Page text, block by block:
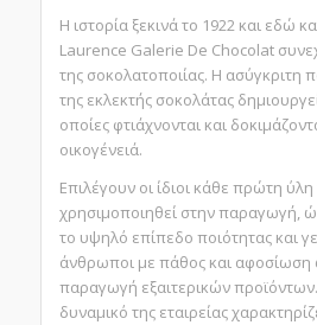
Η ιστορία ξεκινά το 1922 και εδώ
Laurence Galerie De Chocolat
της σοκολατοποιίας. Η ασύγκριτη
της εκλεκτής σοκολάτας
οποίες φτιάχνονται και
οικογένειά.
Επιλέγουν οι ίδιοι κάθε πρώτη
χρησιμοποιηθεί στην παραγωγή,
το υψηλό επίπεδο ποιότητας και
άνθρωποι με πάθος και αφοσίωση
παραγωγή εξαιτερικών
δυναμικό της εταιρείας